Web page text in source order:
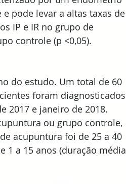
pode levar a altas taxas de
IP e IR no grupo de
controle (p <0,05).
do estudo. Um total de 60
foram diagnosticados
2017 e janeiro de 2018.
ou grupo controle,
acupuntura foi de 25 a 40
1 a 15 anos (duração média